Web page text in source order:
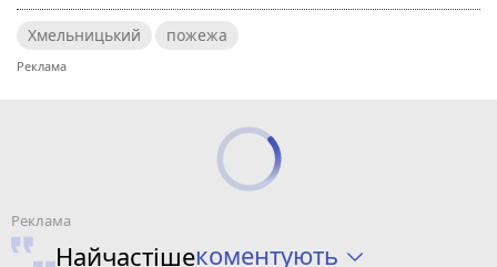
Хмельницький пожежа
Найчастішекоментують